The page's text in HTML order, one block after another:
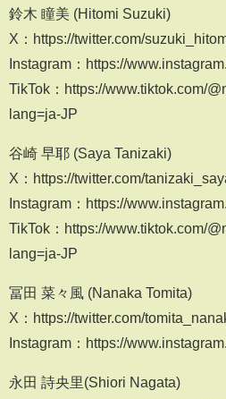
鈴木 瞳美 (Hitomi Suzuki)
X：https://twitter.com/
Instagram：https://
TikTok：https://www.tiktok.com/
lang=ja-JP
谷崎 早耶 (Saya Tanizaki)
X：https://twitter.com/
Instagram：https://
TikTok：https://www.tiktok.com/
lang=ja-JP
冨田 菜々風 (Nanaka Tomita)
X：https://twitter.com/
Instagram：https://
永田 詩央里(Shiori Nagata)